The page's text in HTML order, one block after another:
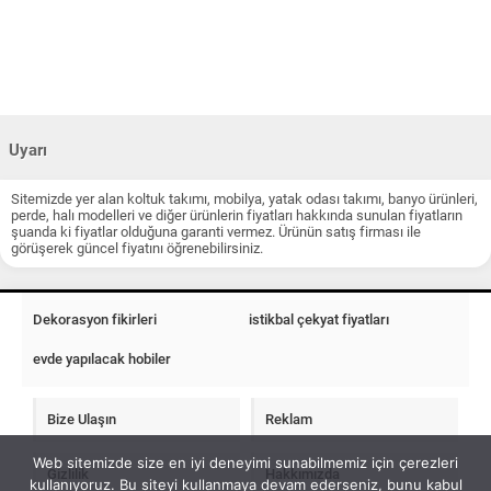
Uyarı
Sitemizde yer alan koltuk takımı, mobilya, yatak odası takımı, banyo ürünleri,
perde, halı modelleri ve diğer ürünlerin fiyatları hakkında sunulan fiyatların
şuanda ki fiyatlar olduğuna garanti vermez. Ürünün satış firması ile
görüşerek güncel fiyatını öğrenebilirsiniz.
Dekorasyon fikirleri istikbal çekyat fiyatları
evde yapılacak hobiler
Bize Ulaşın Reklam
Gizlilik Hakkımızda
Web sitemizde size en iyi deneyimi sunabilmemiz için çerezleri
kullanıyoruz. Bu siteyi kullanmaya devam ederseniz, bunu kabul